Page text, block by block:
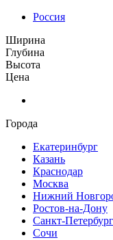
Россия
Ширина
Глубина
Высота
Цена
Города
Екатеринбург
Казань
Краснодар
Москва
Нижний
Ростов-на-Дону
Санкт-Петербург
Сочи